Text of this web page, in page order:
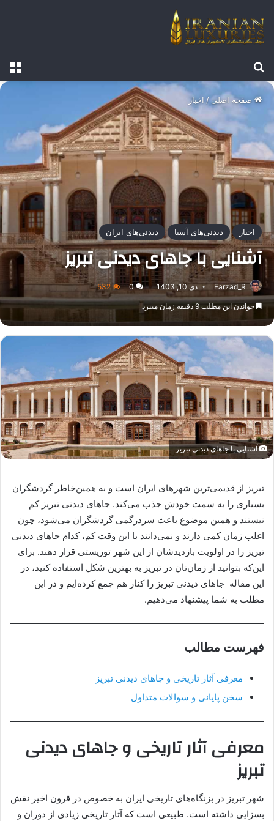
صفحه اصلی / اخبار
اخبار دیدنی‌های آسیا دیدنی‌های ایران
آشنایی با جاهای دیدنی تبریز
Farzad_R دی 10, 1403 0
532
خواندن این مطلب 9 دقیقه زمان میبرد
آشنایی با جاهای دیدنی تبریز
تبریز از قدیمی‌ترین شهرهای ایران است و به همین‌خاطر گردشگران
بسیاری را به سمت خودش جذب می‌کند. جاهای دیدنی تبریز کم
نیستند و همین موضوع باعث سردرگمی گردشگران می‌شود، چون
اغلب زمان کمی دارند و نمی‌دانند با این وقت کم، کدام جاهای دیدنی
تبریز را در اولویت بازدیدشان از این شهر توریستی قرار دهند. برای
این‌که بتوانید از زمان‌تان در تبریز به بهترین شکل استفاده کنید، در
این مقاله جاهای دیدنی تبریز را کنار هم جمع کرده‌ایم و در این
مطلب به‌ شما پیشنهاد می‌دهیم.
فهرست مطالب
معرفی آثار تاریخی و جاهای دیدنی تبریز
سخن پایانی و سوالات متداول
معرفی آثار تاریخی و جاهای دیدنی
تبریز
شهر تبریز در بزنگاه‌های تاریخی ایران به خصوص در قرون اخیر نقش
بسزایی داشته است. طبیعی است که آثار تاریخی زیادی از دوران و